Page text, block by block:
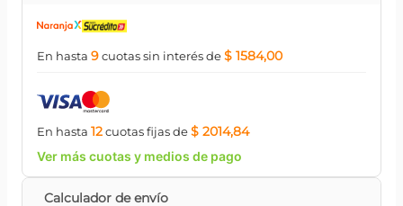
En hasta 9cuotassin interésde$ 1584,00
En hasta 12cuotasfijasde$ 2014,84
Ver más cuotas y medios de pago